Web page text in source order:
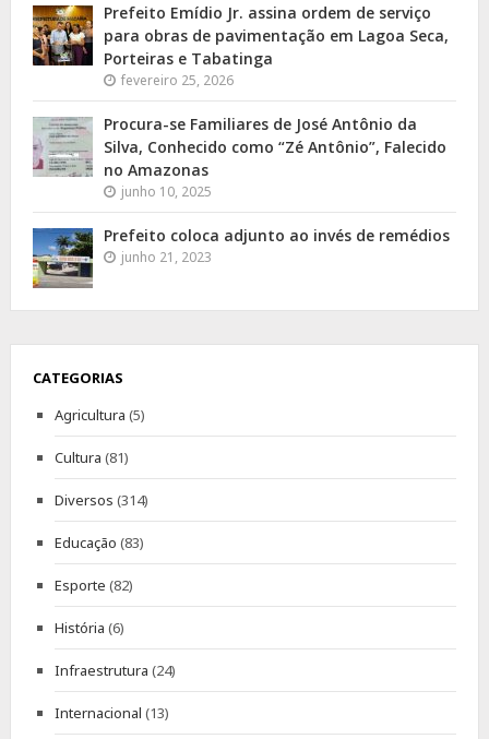
Prefeito Emídio Jr. assina ordem de serviço
para obras de pavimentação em Lagoa Seca,
Porteiras e Tabatinga
fevereiro 25, 2026
Procura-se Familiares de José Antônio da
Silva, Conhecido como “Zé Antônio”, Falecido
no Amazonas
junho 10, 2025
Prefeito coloca adjunto ao invés de remédios
junho 21, 2023
CATEGORIAS
Agricultura (5)
Cultura (81)
Diversos (314)
Educação (83)
Esporte (82)
História (6)
Infraestrutura (24)
Internacional (13)